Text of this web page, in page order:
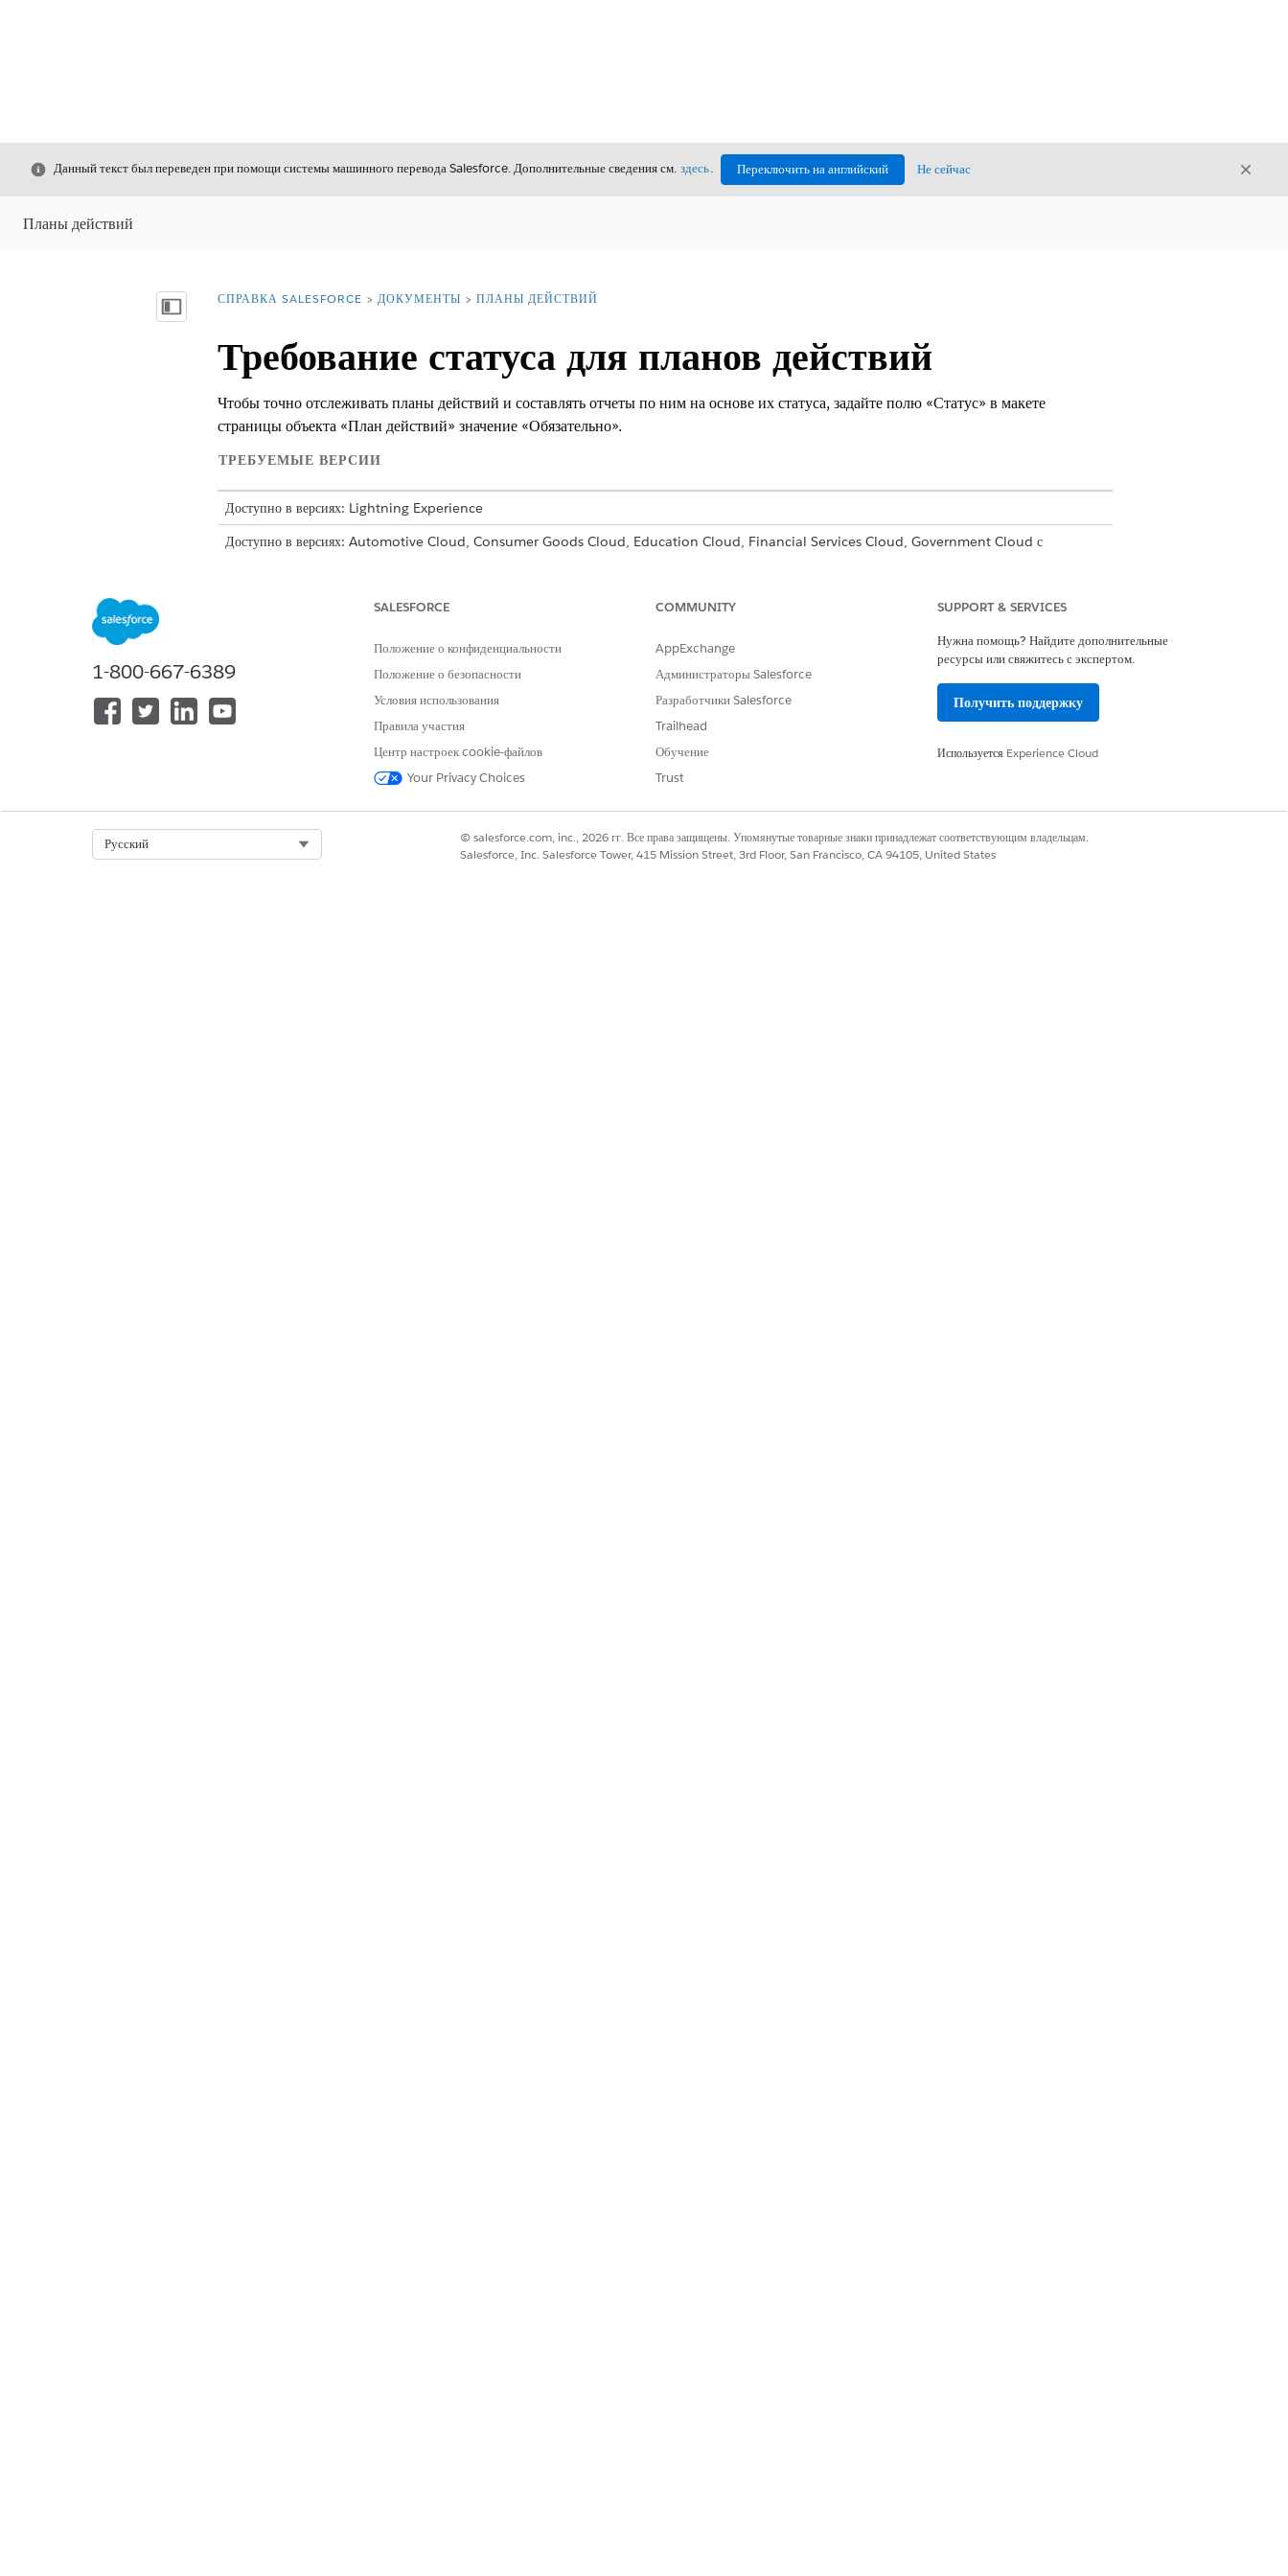
Закрыть
Данный текст был переведен при помощи системы машинного перевода Salesforce. Дополнительные сведения см. здесь. Переключить на английский Не сейчас
Планы действий
Показать содержание
Вы находитесь здесь:
СПРАВКА SALESFORCE ДОКУМЕНТЫ ПЛАНЫ ДЕЙСТВИЙ
Требование статуса для планов действий
Чтобы точно отслеживать планы действий и составлять отчеты по ним на основе их статуса, задайте полю «Статус» в макете
страницы объекта «План действий» значение «Обязательно».
ТРЕБУЕМЫЕ ВЕРСИИ
Доступно в версиях: Lightning Experience
Доступно в версиях: Automotive Cloud, Consumer Goods Cloud, Education Cloud, Financial Services Cloud, Government Cloud с
Откройте «Макеты страниц» и нажмите «
Нажмите на значок гаечного ключа рядом со статусом плана действий, выберите «Обязательно» и сохраните изменения.
ЭТА СТАТЬЯ РЕШИЛА ВАШУ ПРОБЛЕМУ?
1-800-667-6389
SALESFORCE
Положение о конфиденциальности
Положение о безопасности
Условия использования
Правила участия
Центр настроек cookie-файлов
Your Privacy Choices
COMMUNITY
AppExchange
Администраторы Salesforce
Разработчики Salesforce
Trailhead
Обучение
Trust
SUPPORT & SERVICES
Нужна помощь? Найдите дополнительные
ресурсы или свяжитесь с экспертом.
Получить поддержку
Используется Experience Cloud
Русский
© salesforce.com, inc., 2026 гг. Все права защищены. Упомянутые товарные знаки принадлежат соответствующим владельцам.
Salesforce, Inc. Salesforce Tower, 415 Mission Street, 3rd Floor, San Francisco, CA 94105, United States